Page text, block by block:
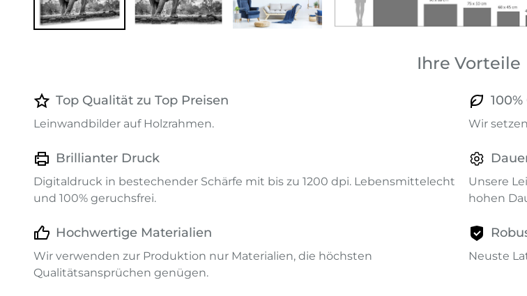
Ihre Vorteile
Top Qualität zu Top Preisen
Leinwandbilder auf Holzrahmen. Wir
Brillianter Druck
Digitaldruck in bestechender Schärfe mit bis zu 1200 dpi. Lebensmittelecht
und 100% geruchsfrei.
Unsere
hohen
Hochwertige Materialien
Wir verwenden zur Produktion nur Materialien, die höchsten
Qualitätsansprüchen genügen.
Neuste